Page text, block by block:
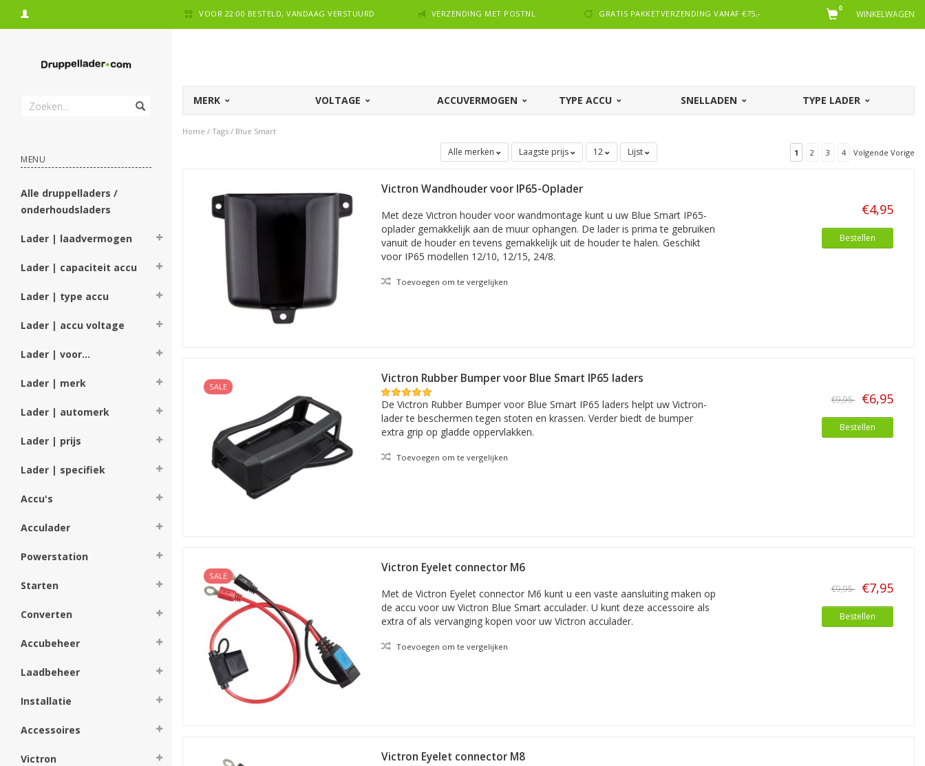
VOOR 22:00 BESTELD, VANDAAG VERSTUURD VERZENDING MET POSTNL GRATIS PAKKETVERZENDING VANAF €75,- WINKELWAGEN
0
MENU
Alle druppelladers /
onderhoudsladers
Lader | laadvermogen
Lader | capaciteit accu
Lader | type accu
Lader | accu voltage
Lader | voor...
Lader | merk
Lader | automerk
Lader | prijs
Lader | specifiek
Accu's
Acculader
Powerstation
Starten
Converten
Accubeheer
Laadbeheer
Installatie
Accessoires
Victron
MERK VOLTAGE ACCUVERMOGEN TYPE ACCU SNELLADEN TYPE LADER
Home / Tags / Blue Smart
Alle merken Laagste prijs 12 Lijst 1 2 3 4 Volgende Vorige
Victron Wandhouder voor IP65-Oplader
Met deze Victron houder voor wandmontage kunt u uw Blue Smart IP65-
oplader gemakkelijk aan de muur ophangen. De lader is prima te gebruiken
vanuit de houder en tevens gemakkelijk uit de houder te halen. Geschikt
voor IP65 modellen 12/10, 12/15, 24/8.
Toevoegen om te vergelijken
€4,95
Bestellen
SALE
Victron Rubber Bumper voor Blue Smart IP65 laders
De Victron Rubber Bumper voor Blue Smart IP65 laders helpt uw Victron-
lader te beschermen tegen stoten en krassen. Verder biedt de bumper
extra grip op gladde oppervlakken.
Toevoegen om te vergelijken
€9,95 €6,95
Bestellen
SALE
Victron Eyelet connector M6
Met de Victron Eyelet connector M6 kunt u een vaste aansluiting maken op
de accu voor uw Victron Blue Smart acculader. U kunt deze accessoire als
extra of als vervanging kopen voor uw Victron acculader.
Toevoegen om te vergelijken
€9,95 €7,95
Bestellen
Victron Eyelet connector M8